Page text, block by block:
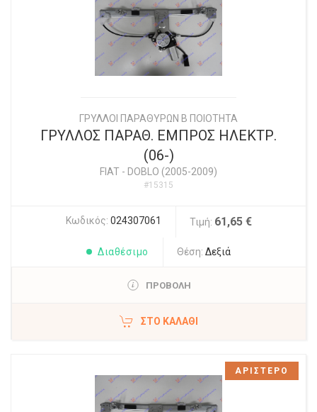
ΓΡΥΛΛΟΙ ΠΑΡΑΘΥΡΩΝ Β ΠΟΙΟΤΗΤΑ
ΓΡΥΛΛΟΣ ΠΑΡΑΘ. ΕΜΠΡΟΣ ΗΛΕΚΤΡ.
(06-)
FIAT - DOBLO (2005-2009)
#15315
Κωδικός: 024307061 Τιμή: 61,65 €
Διαθέσιμο Θέση: Δεξιά
ΠΡΟΒΟΛΗ
ΣΤΟ ΚΑΛΆΘΙ
ΑΡΙΣΤΕΡΟ